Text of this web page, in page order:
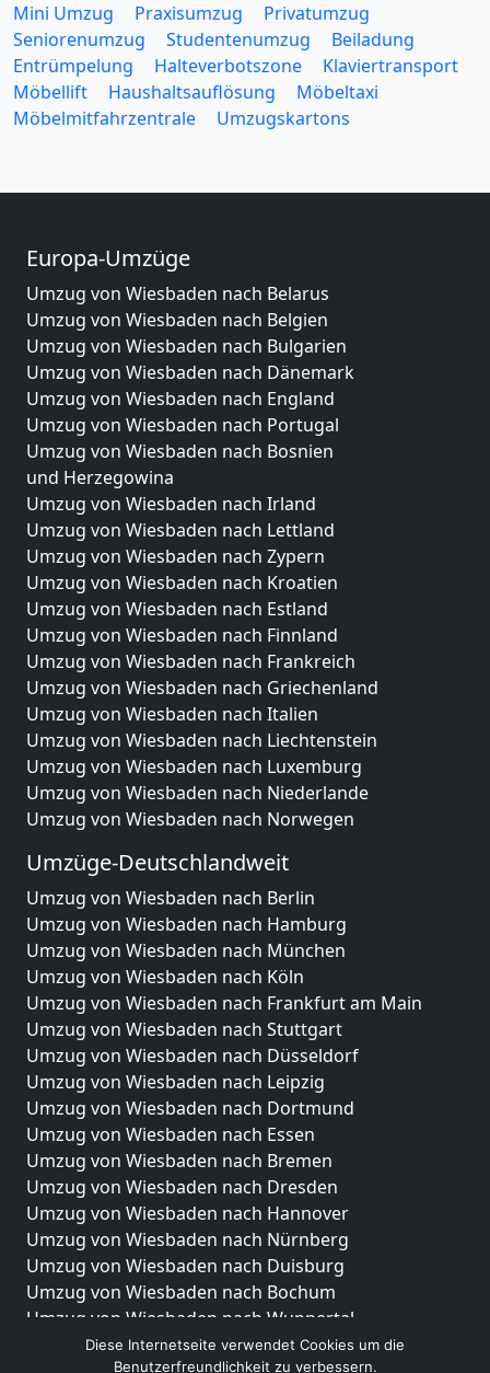
Mini Umzug
Praxisumzug
Privatumzug
Seniorenumzug
Studentenumzug
Beiladung
Entrümpelung
Halteverbotszone
Klaviertransport
Möbellift
Haushaltsauflösung
Möbeltaxi
Möbelmitfahrzentrale
Umzugskartons
Europa-Umzüge
Umzug von Wiesbaden nach Belarus
Umzug von Wiesbaden nach Belgien
Umzug von Wiesbaden nach Bulgarien
Umzug von Wiesbaden nach Dänemark
Umzug von Wiesbaden nach England
Umzug von Wiesbaden nach Portugal
Umzug von Wiesbaden nach Bosnien
und Herzegowina
Umzug von Wiesbaden nach Irland
Umzug von Wiesbaden nach Lettland
Umzug von Wiesbaden nach Zypern
Umzug von Wiesbaden nach Kroatien
Umzug von Wiesbaden nach Estland
Umzug von Wiesbaden nach Finnland
Umzug von Wiesbaden nach Frankreich
Umzug von Wiesbaden nach Griechenland
Umzug von Wiesbaden nach Italien
Umzug von Wiesbaden nach Liechtenstein
Umzug von Wiesbaden nach Luxemburg
Umzug von Wiesbaden nach Niederlande
Umzug von Wiesbaden nach Norwegen
Umzüge-Deutschlandweit
Umzug von Wiesbaden nach Berlin
Umzug von Wiesbaden nach Hamburg
Umzug von Wiesbaden nach München
Umzug von Wiesbaden nach Köln
Umzug von Wiesbaden nach Frankfurt am Main
Umzug von Wiesbaden nach Stuttgart
Umzug von Wiesbaden nach Düsseldorf
Umzug von Wiesbaden nach Leipzig
Umzug von Wiesbaden nach Dortmund
Umzug von Wiesbaden nach Essen
Umzug von Wiesbaden nach Bremen
Umzug von Wiesbaden nach Dresden
Umzug von Wiesbaden nach Hannover
Umzug von Wiesbaden nach Nürnberg
Umzug von Wiesbaden nach Duisburg
Umzug von Wiesbaden nach Bochum
Umzug von Wiesbaden nach Wuppertal
Umzug von Wiesbaden nach Bielefeld
Diese Internetseite verwendet Cookies um die
Benutzerfreundlichkeit zu verbessern.